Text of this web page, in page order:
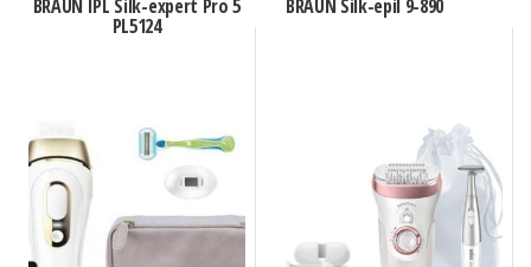
BRAUN IPL Silk-expert Pro 5
PL5124
BRAUN Silk-epil 9-890